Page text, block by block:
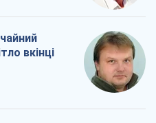
вкінці